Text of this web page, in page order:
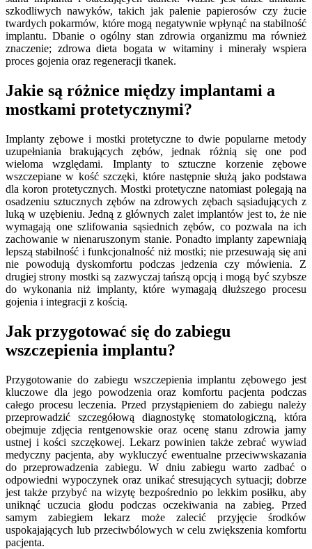
szkodliwych nawyków, takich jak palenie papierosów czy żucie
twardych pokarmów, które mogą negatywnie wpłynąć na stabilność
implantu. Dbanie o ogólny stan zdrowia organizmu ma również
znaczenie; zdrowa dieta bogata w witaminy i minerały wspiera
proces gojenia oraz regeneracji tkanek.
Jakie są różnice między implantami a
mostkami protetycznymi?
Implanty zębowe i mostki protetyczne to dwie popularne metody
uzupełniania brakujących zębów, jednak różnią się one pod
wieloma względami. Implanty to sztuczne korzenie zębowe
wszczepiane w kość szczęki, które następnie służą jako podstawa
dla koron protetycznych. Mostki protetyczne natomiast polegają na
osadzeniu sztucznych zębów na zdrowych zębach sąsiadujących z
luką w uzębieniu. Jedną z głównych zalet implantów jest to, że nie
wymagają one szlifowania sąsiednich zębów, co pozwala na ich
zachowanie w nienaruszonym stanie. Ponadto implanty zapewniają
lepszą stabilność i funkcjonalność niż mostki; nie przesuwają się ani
nie powodują dyskomfortu podczas jedzenia czy mówienia. Z
drugiej strony mostki są zazwyczaj tańszą opcją i mogą być szybsze
do wykonania niż implanty, które wymagają dłuższego procesu
gojenia i integracji z kością.
Jak przygotować się do zabiegu
wszczepienia implantu?
Przygotowanie do zabiegu wszczepienia implantu zębowego jest
kluczowe dla jego powodzenia oraz komfortu pacjenta podczas
całego procesu leczenia. Przed przystąpieniem do zabiegu należy
przeprowadzić szczegółową diagnostykę stomatologiczną, która
obejmuje zdjęcia rentgenowskie oraz ocenę stanu zdrowia jamy
ustnej i kości szczękowej. Lekarz powinien także zebrać wywiad
medyczny pacjenta, aby wykluczyć ewentualne przeciwwskazania
do przeprowadzenia zabiegu. W dniu zabiegu warto zadbać o
odpowiedni wypoczynek oraz unikać stresujących sytuacji; dobrze
jest także przybyć na wizytę bezpośrednio po lekkim posiłku, aby
uniknąć uczucia głodu podczas oczekiwania na zabieg. Przed
samym zabiegiem lekarz może zalecić przyjęcie środków
uspokajających lub przeciwbólowych w celu zwiększenia komfortu
pacjenta.